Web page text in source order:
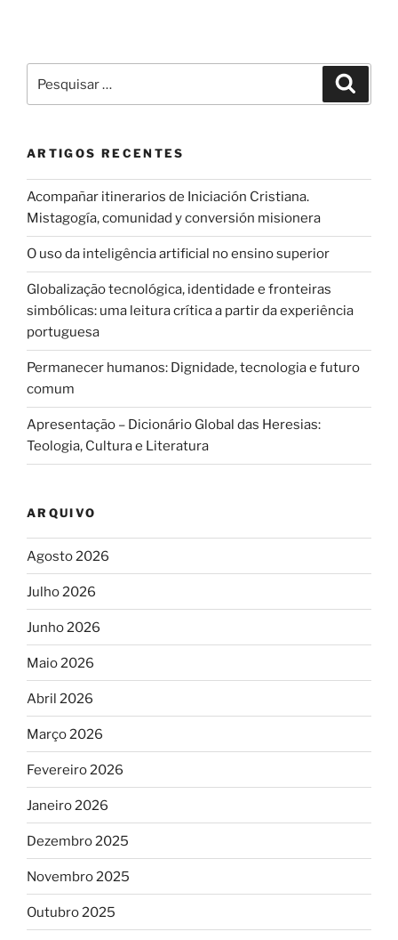
por:
ARTIGOS RECENTES
Acompañar itinerarios de Iniciación Cristiana.
Mistagogía, comunidad y conversión misionera
O uso da inteligência artificial no ensino superior
Globalização tecnológica, identidade e fronteiras
simbólicas: uma leitura crítica a partir da experiência
portuguesa
Permanecer humanos: Dignidade, tecnologia e futuro
comum
Apresentação – Dicionário Global das Heresias:
Teologia, Cultura e Literatura
ARQUIVO
Agosto 2026
Julho 2026
Junho 2026
Maio 2026
Abril 2026
Março 2026
Fevereiro 2026
Janeiro 2026
Dezembro 2025
Novembro 2025
Outubro 2025